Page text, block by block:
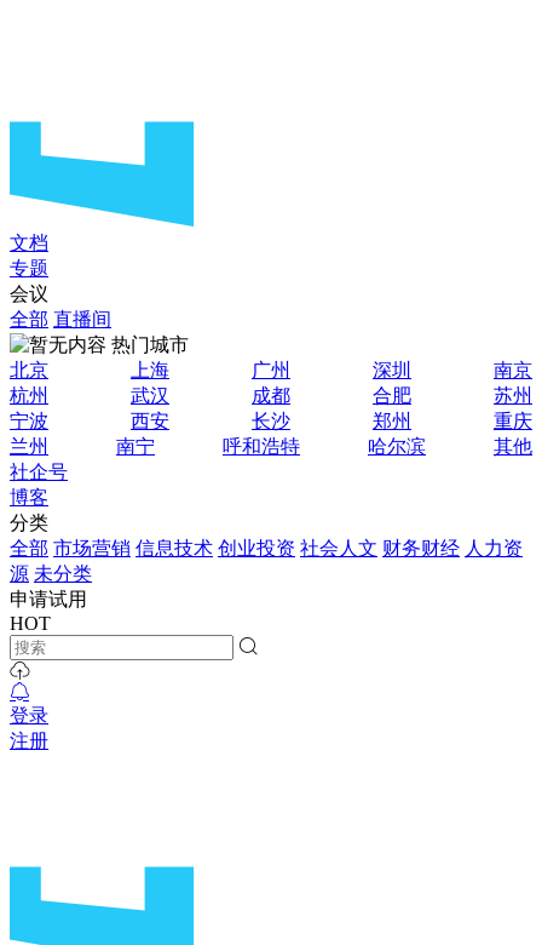
文档
专题
会议
全部 直播间
热门城市
北京
上海 广州 深圳
南京
杭州
武汉 成都 合肥
苏州
宁波
西安 长沙 郑州
重庆
兰州
南宁 呼和浩特 哈尔滨
其他
社企号
博客
分类
全部 市场营销 信息技术 创业投资 社会人文 财务财经 人力资
源 未分类
申请试用
HOT
登录
注册